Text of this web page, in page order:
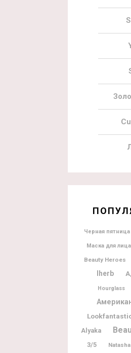
Черная пятница
Маска для лица
Beauty Heroes
Iherb
Hourglass
Alyaka
3/5